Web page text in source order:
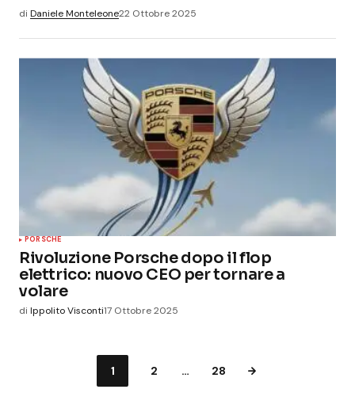
di Daniele Monteleone22 Ottobre 2025
PORSCHE
Rivoluzione Porsche dopo il flop
elettrico: nuovo CEO per tornare a
volare
di Ippolito Visconti17 Ottobre 2025
1 2 … 28